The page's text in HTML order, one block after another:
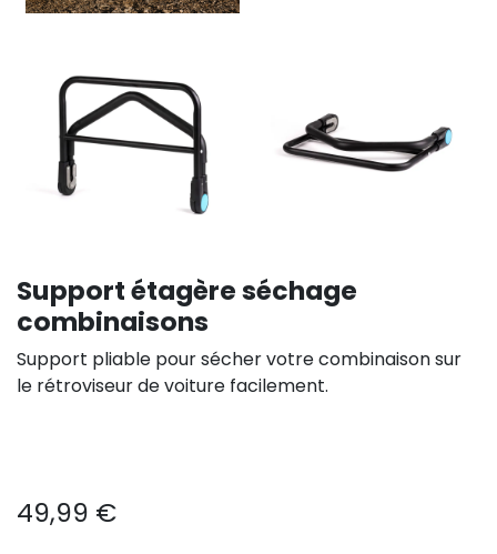
Support étagère séchage
combinaisons
Support pliable pour sécher votre combinaison sur
le rétroviseur de voiture facilement.
49,99 €